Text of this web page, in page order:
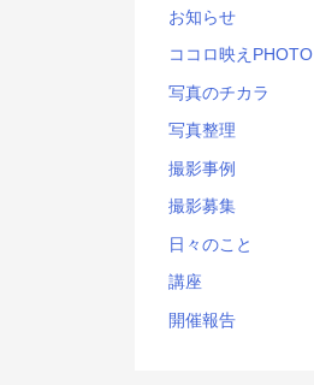
お知らせ
ココロ映えPHOTO
写真のチカラ
写真整理
撮影事例
撮影募集
日々のこと
講座
開催報告